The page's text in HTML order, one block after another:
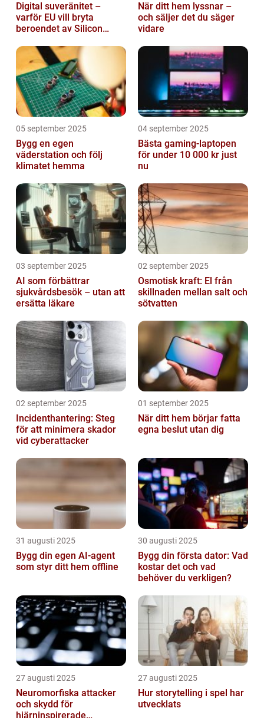
Digital suveränitet –
varför EU vill bryta
beroendet av Silicon
När ditt hem lyssnar –
och säljer det du säger
vidare
05 september 2025
Bygg en egen
väderstation och följ
klimatet hemma
04 september 2025
Bästa gaming-laptopen
för under 10 000 kr just
nu
03 september 2025
AI som förbättrar
sjukvårdsbesök – utan att
ersätta läkare
02 september 2025
Osmotisk kraft: El från
skillnaden mellan salt och
sötvatten
02 september 2025
Incidenthantering: Steg
för att minimera skador
vid cyberattacker
01 september 2025
När ditt hem börjar fatta
egna beslut utan dig
31 augusti 2025
Bygg din egen AI-agent
som styr ditt hem offline
30 augusti 2025
Bygg din första dator: Vad
kostar det och vad
behöver du verkligen?
27 augusti 2025
Neuromorfiska attacker
och skydd för
hjärninspirerade
27 augusti 2025
Hur storytelling i spel har
utvecklats